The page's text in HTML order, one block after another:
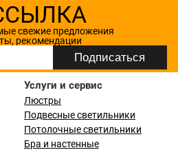
свежие предложения
рекомендации
Услуги и сервис
Люстры
Подвесные светильники
Потолочные светильники
Бра и настенные